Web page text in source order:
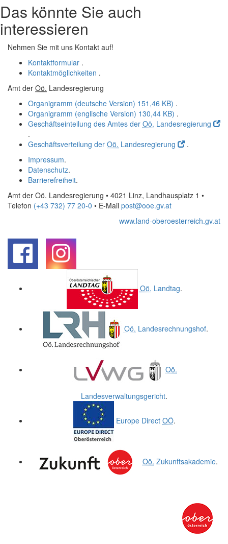
Das könnte Sie auch
interessieren
Nehmen Sie mit uns Kontakt auf!
Kontaktformular .
Kontaktmöglichkeiten .
Amt der Oö. Landesregierung
Organigramm (deutsche Version) 151,46 KB) .
Organigramm (englische Version) 130,44 KB) .
Geschäftseinteilung des Amtes der Oö. Landesregierung
.
Geschäftsverteilung der Oö. Landesregierung
.
Impressum.
Datenschutz.
Barrierefreiheit.
Amt der Oö. Landesregierung • 4021 Linz, Landhausplatz 1 •
Telefon (+43 732) 77 20-0 • E-Mail post@ooe.gv.at
www.land-oberoesterreich.gv.at
Oö. Landtag.
Oö. Landesrechnungshof.
Oö.
Landesverwaltungsgericht.
Europe Direct OÖ.
Oö. Zukunftsakademie.